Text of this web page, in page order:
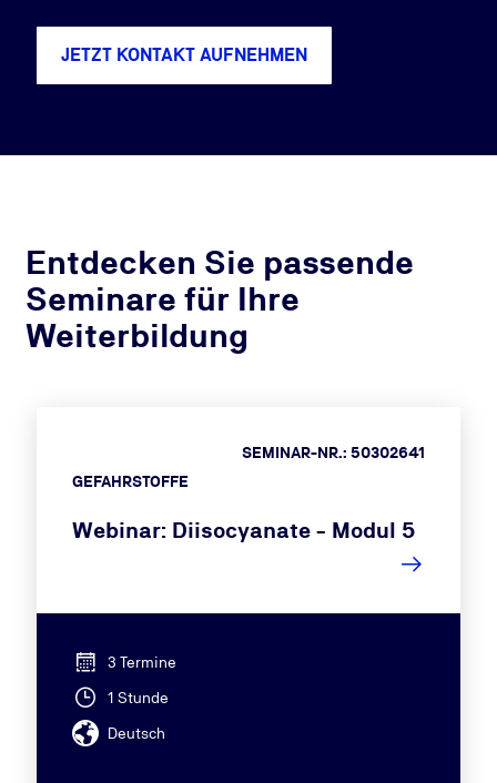
JETZT KONTAKT AUFNEHMEN
Entdecken Sie passende
Seminare für Ihre
Weiterbildung
GEFAHRSTOFFE
SEMINAR-NR.: 50302641
Webinar: Diisocyanate - Modul 5
3 Termine
1 Stunde
Deutsch